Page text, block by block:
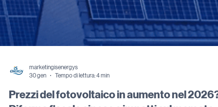
30 gen
Tempo di lettura: 4 min